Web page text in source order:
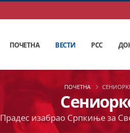
ПОЧЕТНА ВЕСТИ РСС
Прадес изабрао Српкиње за
ПОЧЕТНА